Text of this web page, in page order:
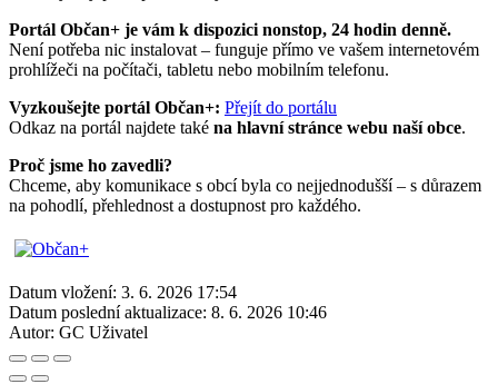
Portál Občan+ je vám k dispozici nonstop, 24 hodin denně.
Není potřeba nic instalovat – funguje přímo ve vašem internetovém
prohlížeči na počítači, tabletu nebo mobilním telefonu.
Vyzkoušejte portál Občan+: Přejít do portálu
Odkaz na portál najdete také na hlavní stránce webu naší obce.
Proč jsme ho zavedli?
Chceme, aby komunikace s obcí byla co nejjednodušší – s důrazem
na pohodlí, přehlednost a dostupnost pro každého.
Datum vložení: 3. 6. 2026 17:54
Datum poslední aktualizace: 8. 6. 2026 10:46
Autor: GC Uživatel